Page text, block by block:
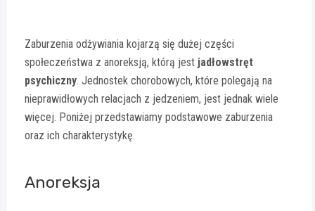
Zaburzenia odżywiania kojarzą się dużej części
społeczeństwa z anoreksją, którą jest jadłowstręt
psychiczny. Jednostek chorobowych, które polegają na
nieprawidłowych relacjach z jedzeniem, jest jednak wiele
więcej. Poniżej przedstawiamy podstawowe zaburzenia
oraz ich charakterystykę.
Anoreksja